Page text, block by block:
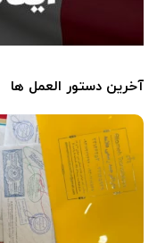
آخرین دستور العمل ها